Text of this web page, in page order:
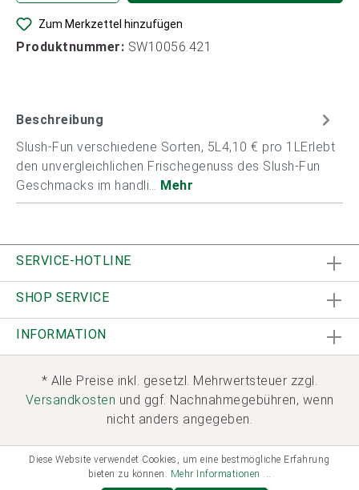
Zum Merkzettel hinzufügen
Produktnummer: SW10056.421
Beschreibung
Slush-Fun verschiedene Sorten, 5L4,10 € pro 1LErlebt
den unvergleichlichen Frischegenuss des Slush-Fun
Geschmacks im handli… Mehr
SERVICE-HOTLINE
SHOP SERVICE
INFORMATION
* Alle Preise inkl. gesetzl. Mehrwertsteuer zzgl.
Versandkosten und ggf. Nachnahmegebühren, wenn
nicht anders angegeben.
Diese Website verwendet Cookies, um eine bestmögliche Erfahrung
bieten zu können. Mehr Informationen ...